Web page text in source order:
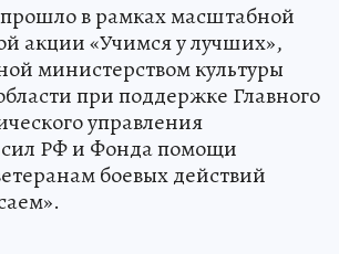
в рамках масштабной
акции «Учимся у лучших»,
министерством культуры
при поддержке Главного
управления
РФ и Фонда помощи
боевых действий